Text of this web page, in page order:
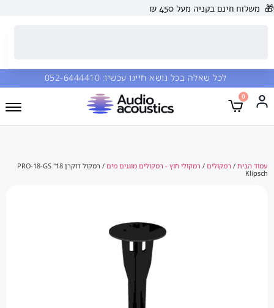
בקניה מעל 450 ₪
שאלה בכל נושא חייגו עכשיו: 052-6444410
/רמקולי חוץ - רמקולים מוגנים מים / רמקול דוקרן 18" PRO-18-GS